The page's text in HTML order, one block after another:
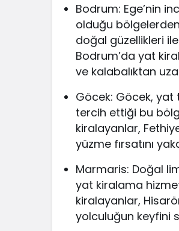
Bodrum: Ege’nin
olduğu
doğal güzellikleri
Bodrum’da yat
ve kalabalıktan
Göcek: Göcek, yat
tercih ettiği bu
kiralayanlar,
yüzme fırsatını
Marmaris: Doğal
yat kiralama
kiralayanlar,
yolculuğun keyfini